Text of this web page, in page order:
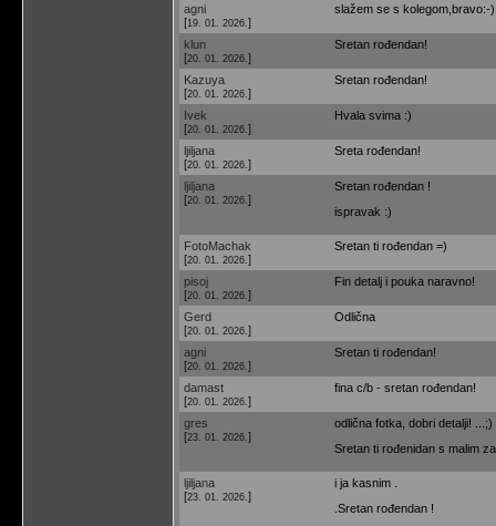
agni
[19. 01. 2026. ]
slažem se s kolegom,bravo:-)
klun
[20. 01. 2026. ]
Sretan rođendan!
Kazuya
[20. 01. 2026. ]
Sretan rođendan!
Ivek
[20. 01. 2026. ]
Hvala svima :)
ljiljana
[20. 01. 2026. ]
Sreta rođendan!
ljiljana
[20. 01. 2026. ]
Sretan rođendan !
ispravak :)
FotoMachak
[20. 01. 2026. ]
Sretan ti rođendan =)
pisoj
[20. 01. 2026. ]
Fin detalj i pouka naravno!
Gerd
[20. 01. 2026. ]
Odlična
agni
[20. 01. 2026. ]
Sretan ti rođendan!
damast
[20. 01. 2026. ]
fina c/b - sretan rođendan!
gres
[23. 01. 2026. ]
odlična fotka, dobri detalji! ...;)
Sretan ti rođenidan s malim
ljiljana
[23. 01. 2026. ]
i ja kasnim .
.Sretan rođendan !